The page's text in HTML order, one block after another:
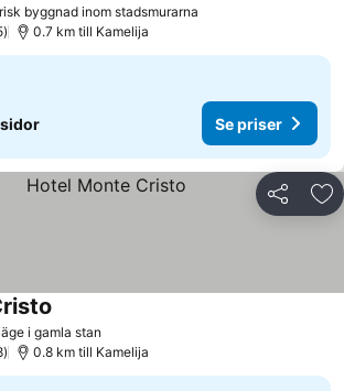
byggnad inom stadsmurarna
0.7 km till Kamelija
Se priser
Dela
i gamla stan
0.8 km till Kamelija